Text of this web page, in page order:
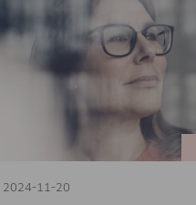
2024-11-20